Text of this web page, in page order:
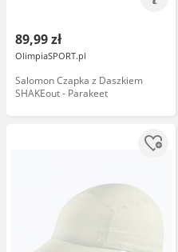
89,99 zł
OlimpiaSPORT.pl
Salomon Czapka z Daszkiem
SHAKEout - Parakeet